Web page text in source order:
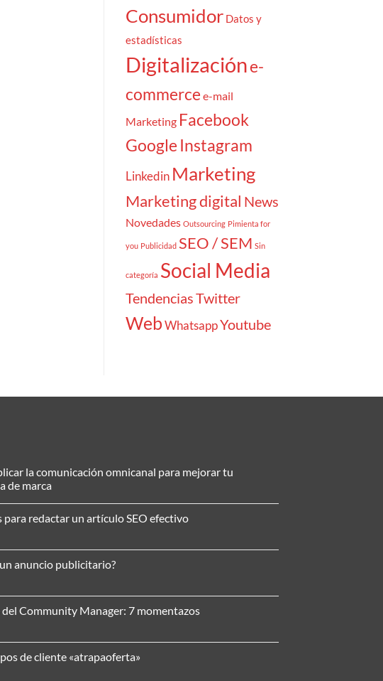
Consumidor Datos y
estadísticas
Digitalizacióne-
commerce e-mail
Marketing Facebook
Google Instagram
Linkedin Marketing
Marketing digital News
Novedades Outsourcing Pimienta for
you Publicidad SEO / SEM Sin
categoría Social Media
TendenciasTwitter
WebWhatsappYoutube
la comunicación omnicanal para mejorar tu
de marca
para redactar un artículo SEO efectivo
un anuncio publicitario?
del Community Manager: 7 momentazos
de cliente «atrapaoferta»